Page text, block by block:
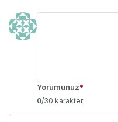
Yorumunuz*
0/30 karakter